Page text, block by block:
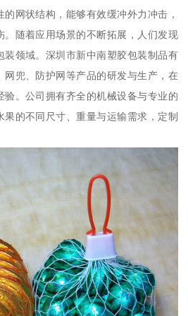
网状结构，能够有效缓冲外力冲击，
。随着应用场景的不断拓展，人们发现
装领域。深圳市新中南塑胶包装制品有
网兜、防护网等产品的研发与生产，在
验。公司拥有齐全的机械设备与专业的
果的不同尺寸、重量与运输需求，定制